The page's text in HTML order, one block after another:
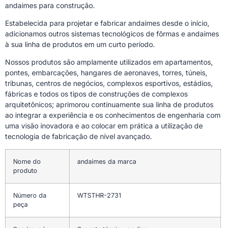
andaimes para construção.
Estabelecida para projetar e fabricar andaimes desde o início,
adicionamos outros sistemas tecnológicos de fôrmas e andaimes
à sua linha de produtos em um curto período.
Nossos produtos são amplamente utilizados em apartamentos,
pontes, embarcações, hangares de aeronaves, torres, túneis,
tribunas, centros de negócios, complexos esportivos, estádios,
fábricas e todos os tipos de construções de complexos
arquitetônicos; aprimorou continuamente sua linha de produtos
ao integrar a experiência e os conhecimentos de engenharia com
uma visão inovadora e ao colocar em prática a utilização de
tecnologia de fabricação de nível avançado.
Nome do
produto
andaimes da marca
Número da
peça
WTSTHR-2731